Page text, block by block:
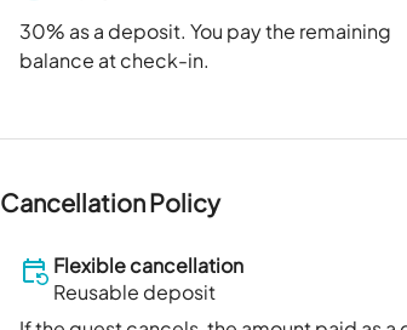
30% as a deposit. You pay the remaining
balance at check-in.
Cancellation Policy
Flexible cancellation
Reusable deposit